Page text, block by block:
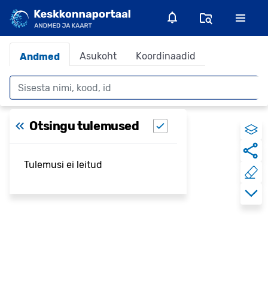
Andmed Asukoht Koordinaadid
Otsing
Otsingu tulemused
Tulemusi ei leitud